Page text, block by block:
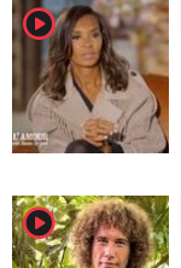
player2
player2